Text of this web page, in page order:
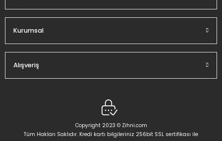
Kurumsal
Alışveriş
Copyright 2023 © Zihni.com
Tüm Hakları Saklıdır. Kredi kartı bilgileriniz 256bit SSL sertifikası ile